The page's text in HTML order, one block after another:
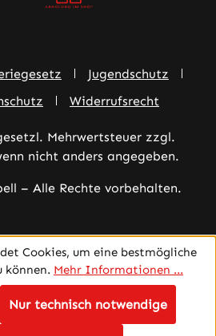
Jugendschutz
Widerrufsrecht
Mehrwertsteuer zzgl.
nicht anders angegeben.
– Alle Rechte vorbehalten.
Cookies, um eine bestmögliche
können. Mehr Informationen ...
Nur technisch notwendige